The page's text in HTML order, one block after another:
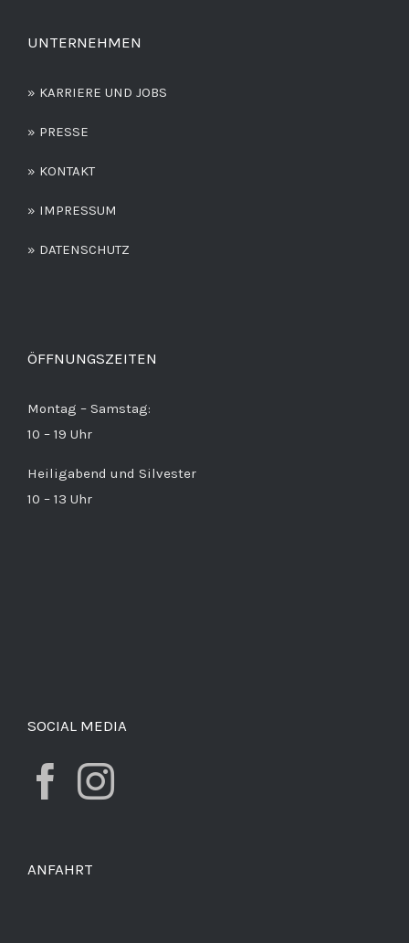
UNTERNEHMEN
» KARRIERE UND JOBS
» PRESSE
» KONTAKT
» IMPRESSUM
» DATENSCHUTZ
ÖFFNUNGSZEITEN
Montag – Samstag:
10 – 19 Uhr
Heiligabend und Silvester
10 – 13 Uhr
SOCIAL MEDIA
ANFAHRT